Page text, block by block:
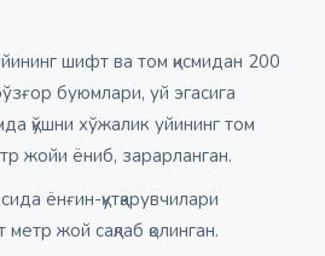
шифт ва том қисмидан 200
буюмлари, уй эгасига
қўшни хўжалик уйининг том
жойи ёниб, зарарланган.
ёнғин-қутқарувчилари
жой сақлаб қолинган.